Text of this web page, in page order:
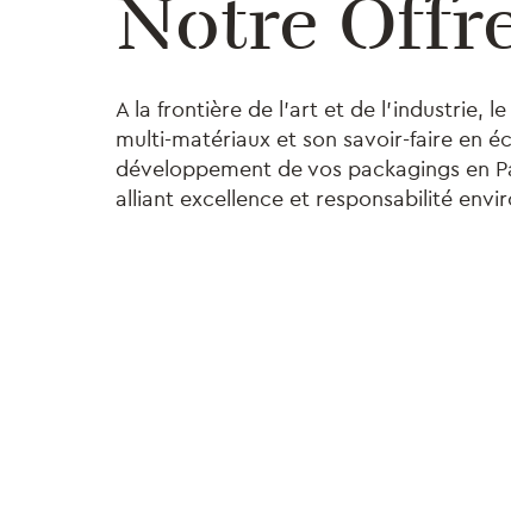
Notre
A la frontière de l’art et de l’industrie,
multi-matériaux et son savoir-faire en
développement de vos packagings en
alliant excellence et responsabilité